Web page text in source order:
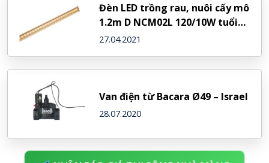
Đèn LED trồng rau, nuôi cấy mô
1.2m D NCM02L 120/10W tuổi
thọ 20000 giờ – Rạng Đông
27.04.2021
Van điện từ Bacara Ø49 – Israel
28.07.2020